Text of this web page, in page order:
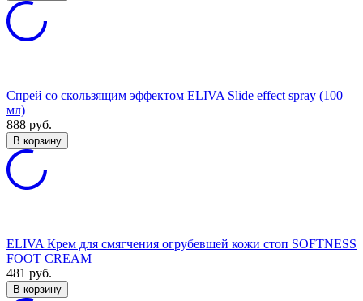
Спрей со скользящим эффектом ELIVA Slide effect spray (100
мл)
888 руб.
В корзину
ELIVA Крем для смягчения огрубевшей кожи стоп SOFTNESS
FOOT CREAM
481 руб.
В корзину